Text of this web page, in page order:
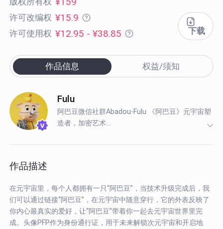
许可改编权 ¥15.9
许可使用权 ¥12.95 - ¥38.85 下载
作品信息 权益/须知
Fulu
阿巴豆微信社群Abadou-Fulu 《阿巴豆》元宇宙塑
造者，加密艺术...
作品描述
在元宇宙里，每个人都拥有一只“阿巴豆”，当技术升级完成后，我
们可以通过链接“阿巴豆”，在元宇宙中随意穿行，它的外表反映了
你内心最真实的爱好，让“阿巴豆”带着你一起去元宇宙世界里完
成。头像PFP作为身份通行证，用于未来解锁次元宇宙和开启地